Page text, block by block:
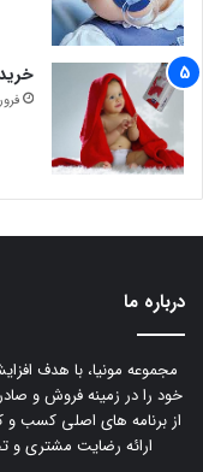
درباره ما
مجموعه مونیا، با هدف
خود را در زمینه فروش و
از برنامه های اصلی کسب و
ارائه رضایت مشتری و